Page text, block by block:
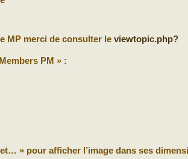
MP merci de consulter leviewtopic.php?
PM » :
» pour afficher l’image dans ses